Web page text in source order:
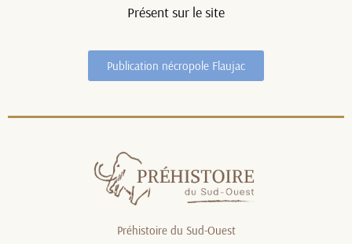
Présent sur le site
Publication nécropole Flaujac
Préhistoire du Sud-Ouest